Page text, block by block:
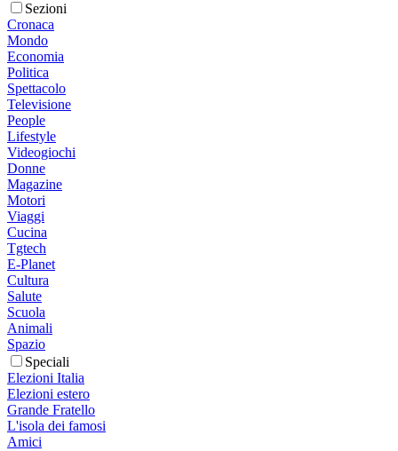
Sezioni
Cronaca
Mondo
Economia
Politica
Spettacolo
Televisione
People
Lifestyle
Videogiochi
Donne
Magazine
Motori
Viaggi
Cucina
Tgtech
E-Planet
Cultura
Salute
Scuola
Animali
Spazio
Speciali
Elezioni Italia
Elezioni estero
Grande Fratello
L'isola dei famosi
Amici